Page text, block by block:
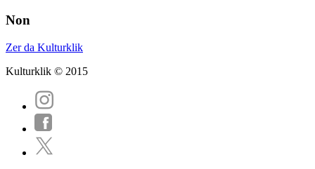
Non
Zer da Kulturklik
Kulturklik © 2015